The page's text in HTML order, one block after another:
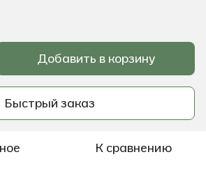
Добавить в корзину
Быстрый заказ
К сравнению